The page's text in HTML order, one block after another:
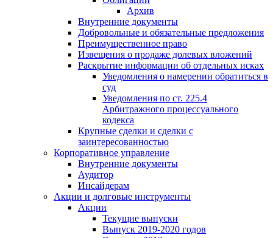
Архив
Внутренние документы
Добровольные и обязательные предложения
Преимущественное право
Извещения о продаже долевых вложений
Раскрытие информации об отдельных исках
Уведомления о намерении обратиться в
суд
Уведомления по ст. 225.4
Арбитражного процессуального
кодекса
Крупные сделки и сделки с
заинтересованностью
Корпоративное управление
Внутренние документы
Аудитор
Инсайдерам
Акции и долговые инструменты
Акции
Текущие выпуски
Выпуск 2019-2020 годов